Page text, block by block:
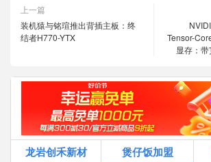
上一篇
装机猿与铭瑄推出背插主板：终
结者H770-YTX
Tensor-
显存：
龙岩创禾新材 煲仔饭加盟